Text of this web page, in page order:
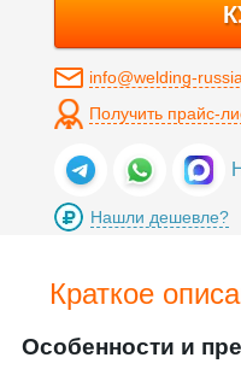
info@welding-
Получить прайс-
Нашли дешевле?
Краткое
Особенности и